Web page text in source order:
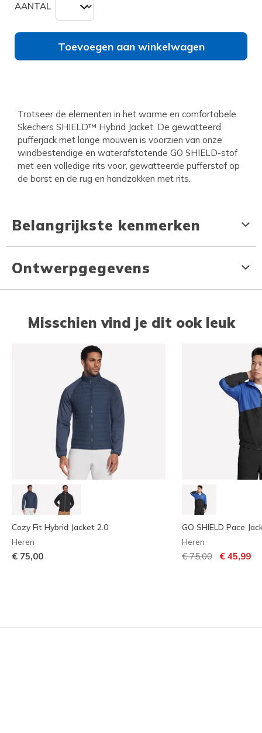
AANTAL
Toevoegen aan winkelwagen
Trotseer de elementen in het warme en comfortabele
Skechers SHIELD™ Hybrid Jacket. De gewatteerd
pufferjack met lange mouwen is voorzien van onze
windbestendige en waterafstotende GO SHIELD-stof
met een volledige rits voor, gewatteerde pufferstof op
de borst en de rug en handzakken met rits.
Belangrijkste kenmerken
Ontwerpgegevens
Misschien vind je dit ook leuk
Cozy Fit Hybrid Jacket 2.0
Heren
€ 75,00
GO SHIELD Pace
Heren
Prijs verlaagd van
€ 75,00naar
€ 45,99